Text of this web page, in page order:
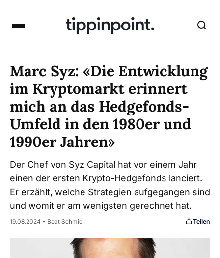
Marc Syz: «Die Entwicklung
im Kryptomarkt erinnert
mich an das Hedgefonds-
Umfeld in den 1980er und
1990er Jahren»
Der Chef von Syz Capital hat vor einem Jahr
einen der ersten Krypto-Hedgefonds lanciert.
Er erzählt, welche Strategien aufgegangen sind
und womit er am wenigsten gerechnet hat.
19.08.2024 • Beat Schmid Teilen